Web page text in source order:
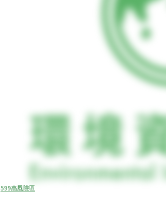
599高風險區